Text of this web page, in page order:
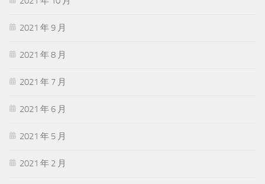
2021 年 9 月
2021 年 8 月
2021 年 7 月
2021 年 6 月
2021 年 5 月
2021 年 2 月